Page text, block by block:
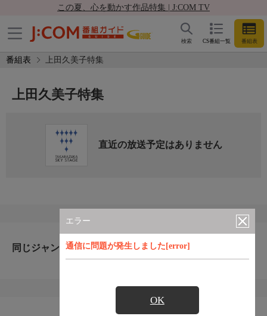
この夏、心を動かす作品特集 | J:COM TV
CS番組一覧 番組表
検索
番組表 上田久美子特集
エラー
通信に問題が発生しました[error]
OK
上田久美子特集
直近の放送予定はありません
同じジャンルのおすすめ番組